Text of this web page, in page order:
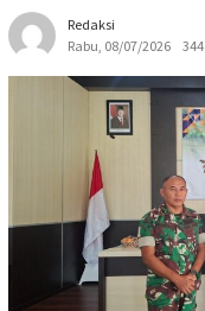
Redaksi
Rabu, 08/07/2026